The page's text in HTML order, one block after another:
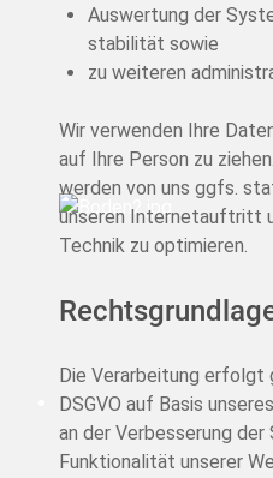
Auswertung der
stabilität sowie
zu weiteren
Wir verwenden Ihre
auf Ihre Person zu
werden von uns ggfs.
unseren Internetauftritt
Technik zu optimieren.
Die Verarbeitung erfolgt
DSGVO auf Basis
an der Verbesserung
Funktionalität unserer